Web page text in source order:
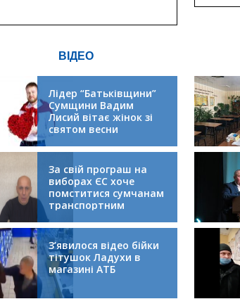
ВІДЕО
Лідер “Батьківщини”
Сумщини Вадим
Лисий вітає жінок зі
святом весни
За свій програш на
виборах ЄС хоче
помститися сумчанам
транспортним
колапсом
З’явилося відео бійки
тітушок Ладухи в
магазині АТБ